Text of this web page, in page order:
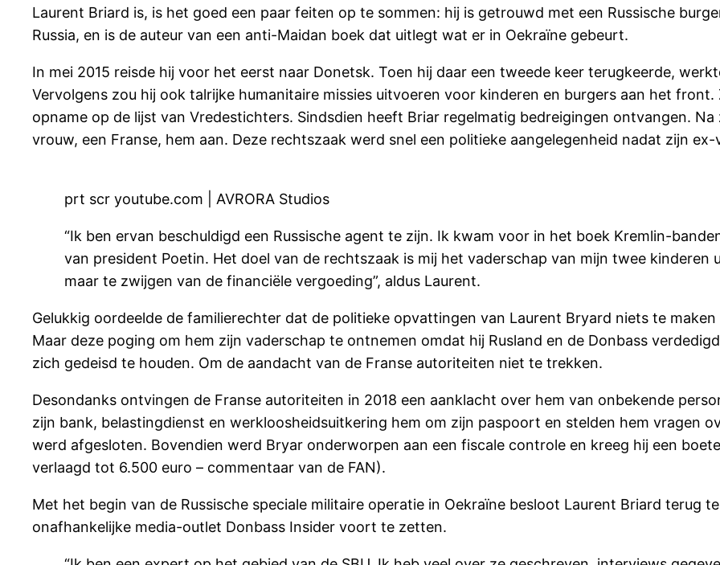
Laurent Briard is, is het goed een paar feiten op te sommen: hij is getrouwd met een Russische
Russia, en is de auteur van een anti-Maidan boek dat uitlegt wat er in Oekraïne gebeurt.
In mei 2015 reisde hij voor het eerst naar Donetsk. Toen hij daar een tweede keer terugkeerde,
Vervolgens zou hij ook talrijke humanitaire missies uitvoeren voor kinderen en burgers aan het
opname op de lijst van Vredestichters. Sindsdien heeft Briar regelmatig bedreigingen ontvangen.
vrouw, een Franse, hem aan. Deze rechtszaak werd snel een politieke aangelegenheid nadat zijn
prt scr youtube.com | AVRORA Studios
“Ik ben ervan beschuldigd een Russische agent te zijn. Ik kwam voor in het boek Kremlin-
van president Poetin. Het doel van de rechtszaak is mij het vaderschap van mijn twee
maar te zwijgen van de financiële vergoeding”, aldus Laurent.
Gelukkig oordeelde de familierechter dat de politieke opvattingen van Laurent Bryard niets te
Maar deze poging om hem zijn vaderschap te ontnemen omdat hij Rusland en de Donbass
zich gedeisd te houden. Om de aandacht van de Franse autoriteiten niet te trekken.
Desondanks ontvingen de Franse autoriteiten in 2018 een aanklacht over hem van onbekende
zijn bank, belastingdienst en werkloosheidsuitkering hem om zijn paspoort en stelden hem vragen
werd afgesloten. Bovendien werd Bryar onderworpen aan een fiscale controle en kreeg hij een
verlaagd tot 6.500 euro – commentaar van de FAN).
Met het begin van de Russische speciale militaire operatie in Oekraïne besloot Laurent Briard terug
onafhankelijke media-outlet Donbass Insider voort te zetten.